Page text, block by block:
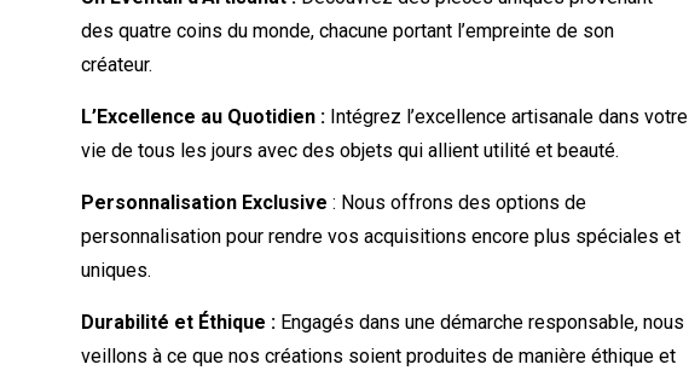
des quatre coins du monde, chacune portant l’empreinte de son
créateur.
L’Excellence au Quotidien : Intégrez l’excellence artisanale dans votre
vie de tous les jours avec des objets qui allient utilité et beauté.
Personnalisation Exclusive : Nous offrons des options de
personnalisation pour rendre vos acquisitions encore plus spéciales et
uniques.
Durabilité et Éthique : Engagés dans une démarche responsable, nous
veillons à ce que nos créations soient produites de manière éthique et